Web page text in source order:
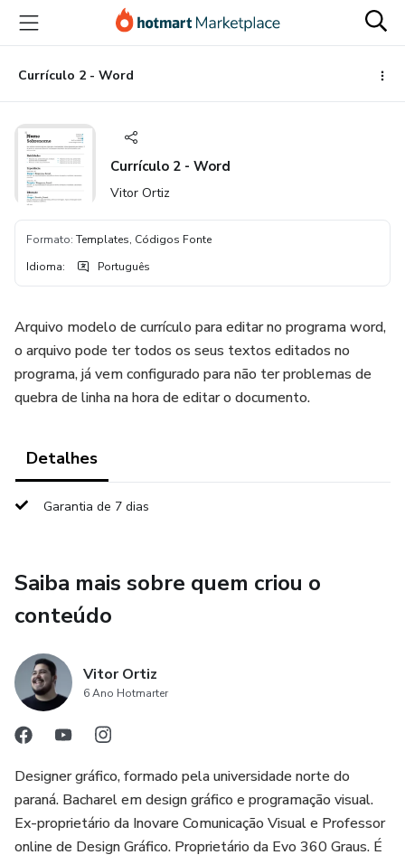
para
conteúdo
principal
para
pagamento
para
rodapé
Currículo 2 - Word
Currículo 2 - Word
Vitor Ortiz
Formato: Templates, Códigos Fonte
Idioma: Português
Arquivo modelo de currículo para editar no programa word,
o arquivo pode ter todos os seus textos editados no
programa, já vem configurado para não ter problemas de
quebra de linha na hora de editar o documento.
Detalhes
Garantia de 7 dias
Saiba mais sobre quem criou o
conteúdo
Vitor Ortiz
6 Ano Hotmarter
Designer gráfico, formado pela universidade norte do
paraná. Bacharel em design gráfico e programação visual.
Ex-proprietário da Inovare Comunicação Visual e Professor
online de Design Gráfico. Proprietário da Evo 360 Graus. É